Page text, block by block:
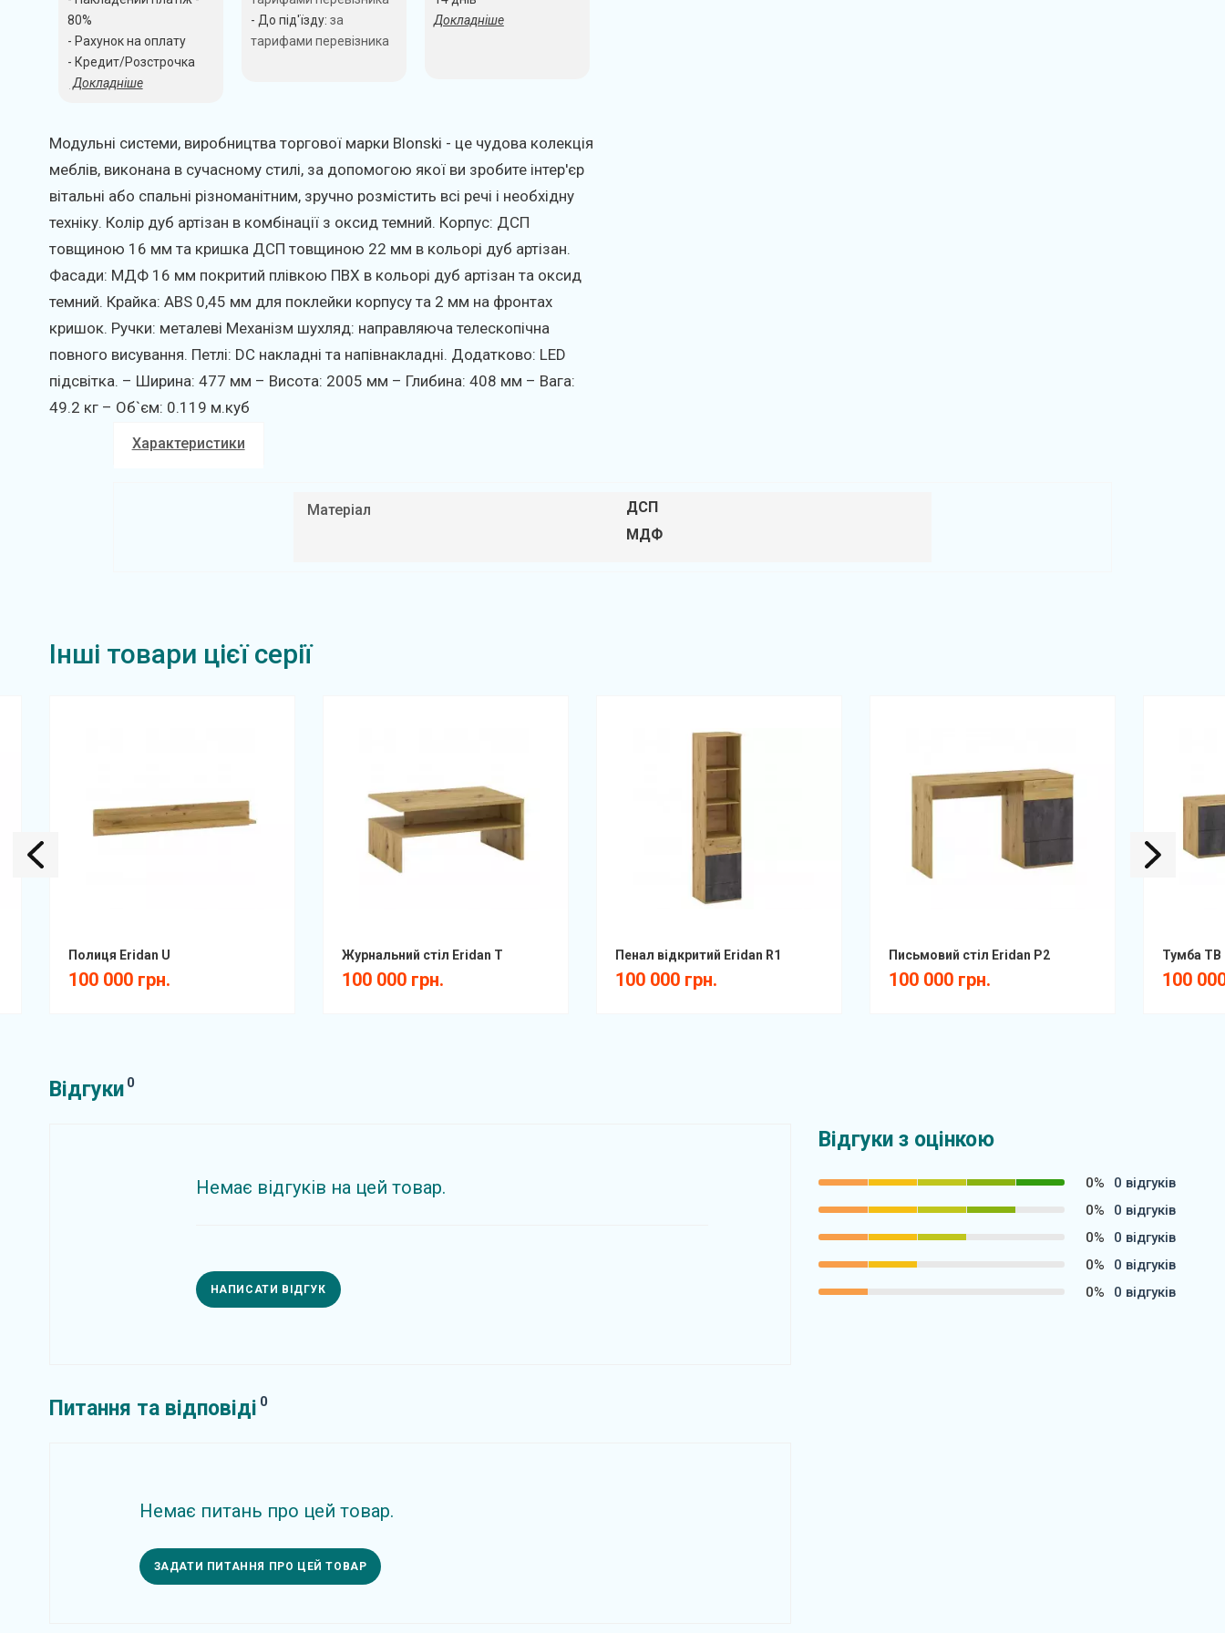
80%
- Рахунок на оплату
- Кредит/Розстрочка
Докладніше
- До під'їзду: за
тарифами перевізника
Докладніше
Модульні системи, виробництва торгової марки Blonski - це чудова колекція
меблів, виконана в сучасному стилі, за допомогою якої ви зробите інтер'єр
вітальні або спальні різноманітним, зручно розмістить всі речі і необхідну
техніку. Колір дуб артізан в комбінації з оксид темний. Корпус: ДСП
товщиною 16 мм та кришка ДСП товщиною 22 мм в кольорі дуб артізан.
Фасади: МДФ 16 мм покритий плівкою ПВХ в кольорі дуб артізан та оксид
темний. Крайка: ABS 0,45 мм для поклейки корпусу та 2 мм на фронтах
кришок. Ручки: металеві Механізм шухляд: направляюча телескопічна
повного висування. Петлі: DС накладні та напівнакладні. Додатково: LED
підсвітка. – Ширина: 477 мм – Висота: 2005 мм – Глибина: 408 мм – Вага:
49.2 кг – Об`єм: 0.119 м.куб
Характеристики
Матеріал
ДСП
МДФ
Інші товари цієї серії
Полиця Eridan U
100 000 грн.
Журнальний стіл Eridan T
100 000 грн.
Пенал відкритий Eridan R1
100 000 грн.
Письмовий стіл Eridan P2
100 000 грн.
Тумба ТВ
100
Відгуки 0
Немає відгуків на цей товар.
НАПИСАТИ ВІДГУК
Відгуки з оцінкою
0%
0 відгуків
0%
0 відгуків
0%
0 відгуків
0%
0 відгуків
0%
0 відгуків
Питання та відповіді 0
Немає питань про цей товар.
ЗАДАТИ ПИТАННЯ ПРО ЦЕЙ ТОВАР